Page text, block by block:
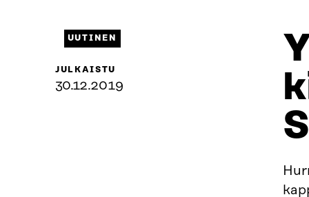
UUTINEN
JULKAISTU
30.12.2019